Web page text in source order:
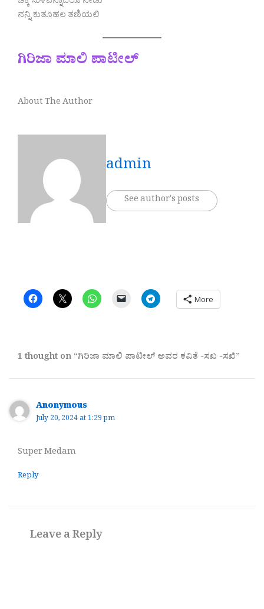
ನನ್ನಿ ಕುತೂಹಲ ತಣಿಯಲಿ
ಗಿರಿಜಾ ಮಾಲಿ ಪಾಟೀಲ್
About The Author
admin
See author's posts
More
1 thought on “ಗಿರಿಜಾ ಮಾಲಿ ಪಾಟೀಲ್ ಅವರ ಕವಿತೆ -ಸಖ -ಸಖಿ”
Anonymous
July 20, 2024 at 1:29 pm
Super Medam
Reply
Leave a Reply